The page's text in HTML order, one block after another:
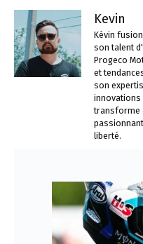
Kevin
Kévin
son talent
Progeco
et
son
innovations
transforme
liberté.